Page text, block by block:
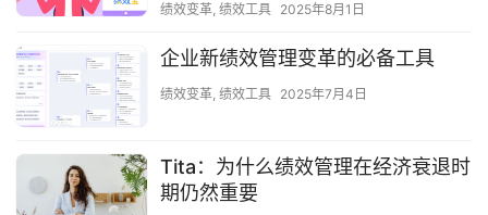
绩效变革, 绩效工具 2025年8月1日
企业新绩效管理变革的必备工具
绩效变革, 绩效工具 2025年7月4日
Tita：为什么绩效管理在经济衰退时
期仍然重要